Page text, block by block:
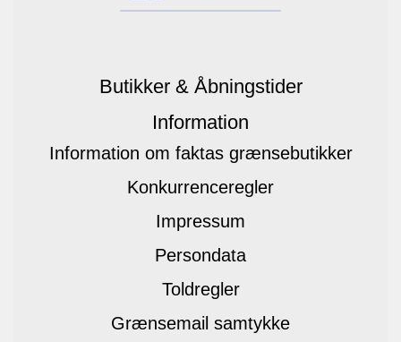
Butikker & Åbningstider
Information
Information om faktas grænsebutikker
Konkurrenceregler
Impressum
Persondata
Toldregler
Grænsemail samtykke